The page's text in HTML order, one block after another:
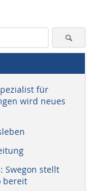
für
wird neues
Swegon stellt
bereit